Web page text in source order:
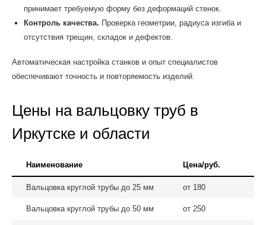
принимает требуемую форму без деформаций стенок.
Контроль качества. Проверка геометрии, радиуса изгиба и
отсутствия трещин, складок и дефектов.
Автоматическая настройка станков и опыт специалистов
обеспечивают точность и повторяемость изделий.
Цены на вальцовку труб в
Иркутске и области
Наименование Цена/руб.
Вальцовка круглой трубы до 25 мм от 180
Вальцовка круглой трубы до 50 мм от 250